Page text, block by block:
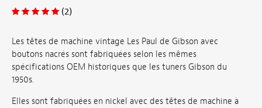
(2)
Les têtes de machine vintage Les Paul de Gibson avec
boutons nacrés sont fabriquées selon les mêmes
spécifications OEM historiques que les tuners Gibson du
1950s.
Elles sont fabriquées en nickel avec des têtes de machine à